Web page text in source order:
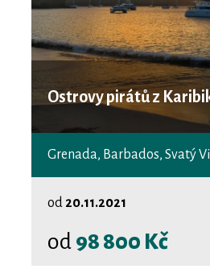
Ostrovy pirátů z
od 20.11.2021
od 98 800 Kč